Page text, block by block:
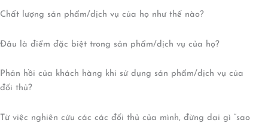
Chất lượng sản phẩm/dịch vụ của họ như thế nào?
Đâu là điểm đặc biệt trong sản phẩm/dịch vụ của họ?
Phản hồi của khách hàng khi sử dụng sản phẩm/dịch vụ của
đối thủ?
Từ việc nghiên cứu các các đối thủ của mình, đừng dại gì “sao